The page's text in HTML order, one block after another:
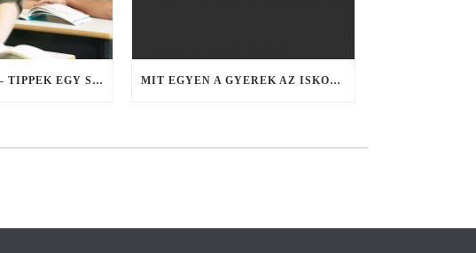
ISKOLAKEZDÉS – TIPPEK EGY SIKERES TANÉVNYITÓHOZ MIT EGYEN A GYEREK AZ ISKOLÁBAN? TÍZÓRAI ÉS UZSONNA TIPPEK